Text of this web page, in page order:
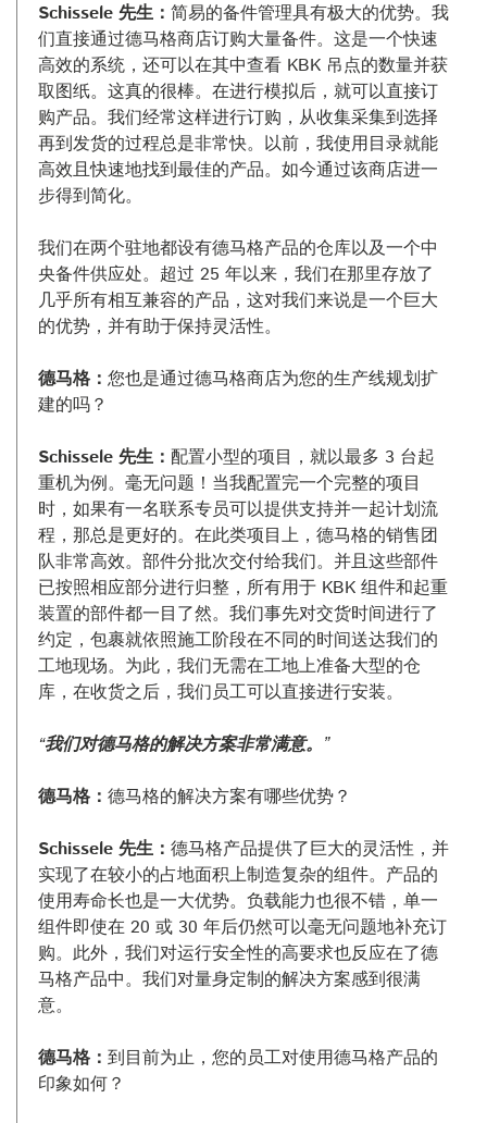
Schissele 先生： 简易的备件管理具有极大的优势。我
们直接通过德马格商店订购大量备件。这是一个快速
高效的系统，还可以在其中查看 KBK 吊点的数量并获
取图纸。这真的很棒。在进行模拟后，就可以直接订
购产品。我们经常这样进行订购，从收集采集到选择
再到发货的过程总是非常快。以前，我使用目录就能
高效且快速地找到最佳的产品。如今通过该商店进一
步得到简化。
我们在两个驻地都设有德马格产品的仓库以及一个中
央备件供应处。超过 25 年以来，我们在那里存放了
几乎所有相互兼容的产品，这对我们来说是一个巨大
的优势，并有助于保持灵活性。
德马格： 您也是通过德马格商店为您的生产线规划扩
建的吗？
Schissele 先生： 配置小型的项目，就以最多 3 台起
重机为例。毫无问题！当我配置完一个完整的项目
时，如果有一名联系专员可以提供支持并一起计划流
程，那总是更好的。在此类项目上，德马格的销售团
队非常高效。部件分批次交付给我们。并且这些部件
已按照相应部分进行归整，所有用于 KBK 组件和起重
装置的部件都一目了然。我们事先对交货时间进行了
约定，包裹就依照施工阶段在不同的时间送达我们的
工地现场。为此，我们无需在工地上准备大型的仓
库，在收货之后，我们员工可以直接进行安装。
“我们对德马格的解决方案非常满意。”
德马格： 德马格的解决方案有哪些优势？
Schissele 先生： 德马格产品提供了巨大的灵活性，并
实现了在较小的占地面积上制造复杂的组件。产品的
使用寿命长也是一大优势。负载能力也很不错，单一
组件即使在 20 或 30 年后仍然可以毫无问题地补充订
购。此外，我们对运行安全性的高要求也反应在了德
马格产品中。我们对量身定制的解决方案感到很满
意。
德马格： 到目前为止，您的员工对使用德马格产品的
印象如何？